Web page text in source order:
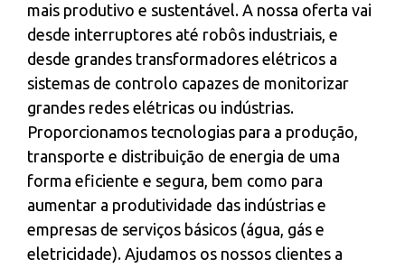
mais produtivo e sustentável. A nossa oferta vai
desde interruptores até robôs industriais, e
desde grandes transformadores elétricos a
sistemas de controlo capazes de monitorizar
grandes redes elétricas ou indústrias.
Proporcionamos tecnologias para a produção,
transporte e distribuição de energia de uma
forma eficiente e segura, bem como para
aumentar a produtividade das indústrias e
empresas de serviços básicos (água, gás e
eletricidade). Ajudamos os nossos clientes a